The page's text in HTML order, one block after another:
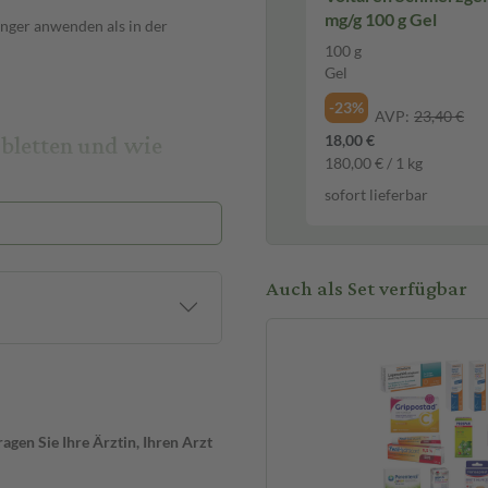
anwenden als in der
und wie
Ibuprofen in Kombination
im Körper ermöglicht.
Weiterleitung von Schmerz-
Sie Ihre Ärztin, Ihren Arzt
mg/g 100 g Gel
100 g
Gel
-23%
AVP: 23,40 €
18,00 €
180,00 € / 1 kg
sofort lieferbar
Auch als Set verfügbar